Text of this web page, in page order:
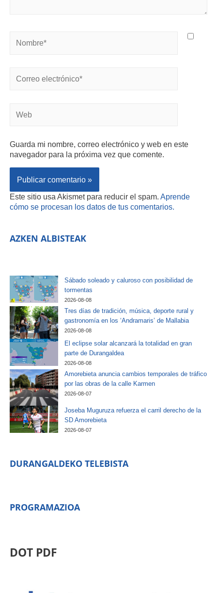
Guarda mi nombre, correo electrónico y web en este
navegador para la próxima vez que comente.
Este sitio usa Akismet para reducir el spam. Aprende
cómo se procesan los datos de tus comentarios.
AZKEN ALBISTEAK
Sábado soleado y caluroso con posibilidad de
tormentas
2026-08-08
Tres días de tradición, música, deporte rural y
gastronomía en los ‘Andramaris’ de Mallabia
2026-08-08
El eclipse solar alcanzará la totalidad en gran
parte de Durangaldea
2026-08-08
Amorebieta anuncia cambios temporales de tráfico
por las obras de la calle Karmen
2026-08-07
Joseba Muguruza refuerza el carril derecho de la
SD Amorebieta
2026-08-07
DURANGALDEKO TELEBISTA
PROGRAMAZIOA
DOT PDF